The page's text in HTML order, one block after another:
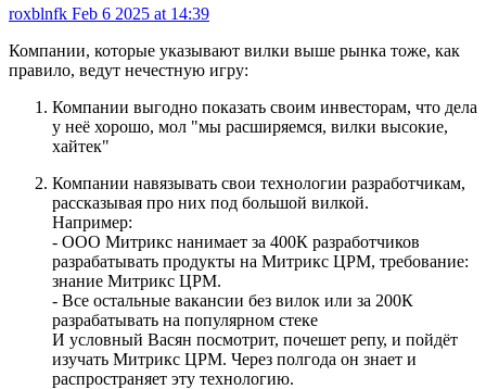
roxblnfk Feb 6 2025 at 14:39
Компании, которые указывают вилки выше рынка тоже, как
правило, ведут нечестную игру:
Компании выгодно показать своим инвесторам, что дела
у неё хорошо, мол "мы расширяемся, вилки высокие,
хайтек"
Компании навязывать свои технологии разработчикам,
рассказывая про них под большой вилкой.
Например:
- ООО Митрикс нанимает за 400К разработчиков
разрабатывать продукты на Митрикс ЦРМ, требование:
знание Митрикс ЦРМ.
- Все остальные вакансии без вилок или за 200К
разрабатывать на популярном стеке
И условный Васян посмотрит, почешет репу, и пойдёт
изучать Митрикс ЦРМ. Через полгода он знает и
распространяет эту технологию.